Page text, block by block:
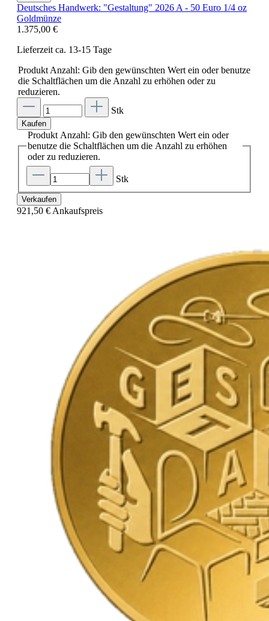
Deutsches Handwerk: "Gestaltung" 2026 A - 50 Euro 1/4 oz
Goldmünze
1.375,00 €
Lieferzeit ca. 13-15 Tage
Produkt Anzahl: Gib den gewünschten Wert ein oder benutze
die Schaltflächen um die Anzahl zu erhöhen oder zu
reduzieren.
Stk
Kaufen
Produkt Anzahl: Gib den gewünschten Wert ein oder
benutze die Schaltflächen um die Anzahl zu erhöhen
oder zu reduzieren.
Stk
Verkaufen
921,50 € Ankaufspreis